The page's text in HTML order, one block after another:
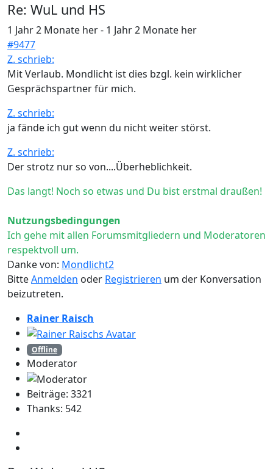
Re: WuL und HS
1 Jahr 2 Monate her- 1 Jahr 2 Monate her
#9477
Z. schrieb:
Mit Verlaub. Mondlicht ist dies bzgl. kein wirklicher
Gesprächspartner für mich.
Z. schrieb:
ja fände ich gut wenn du nicht weiter störst.
Z. schrieb:
Der strotz nur so von....Überheblichkeit.
Das langt! Noch so etwas und Du bist erstmal draußen!
Nutzungsbedingungen
Ich gehe mit allen Forumsmitgliedern und Moderatoren
respektvoll um.
Danke von: Mondlicht2
BitteAnmelden oder Registrieren um der Konversation
beizutreten.
Rainer Raisch
Offline
Moderator
Beiträge: 3321
Thanks: 542